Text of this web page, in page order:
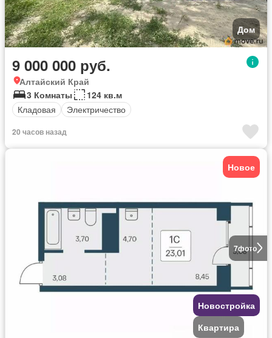
Дом
9 000 000 руб.
Алтайский Край
3 Комнаты
124 кв.м
Кладовая
Электричество
20 часов назад
7фото
Новое
Новостройка
Квартира